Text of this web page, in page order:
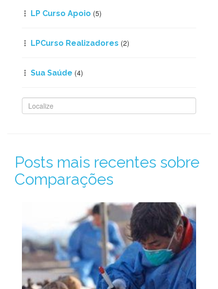
LP Curso Apoio (5)
LPCurso Realizadores (2)
Sua Saúde (4)
Posts mais recentes sobre
Comparações